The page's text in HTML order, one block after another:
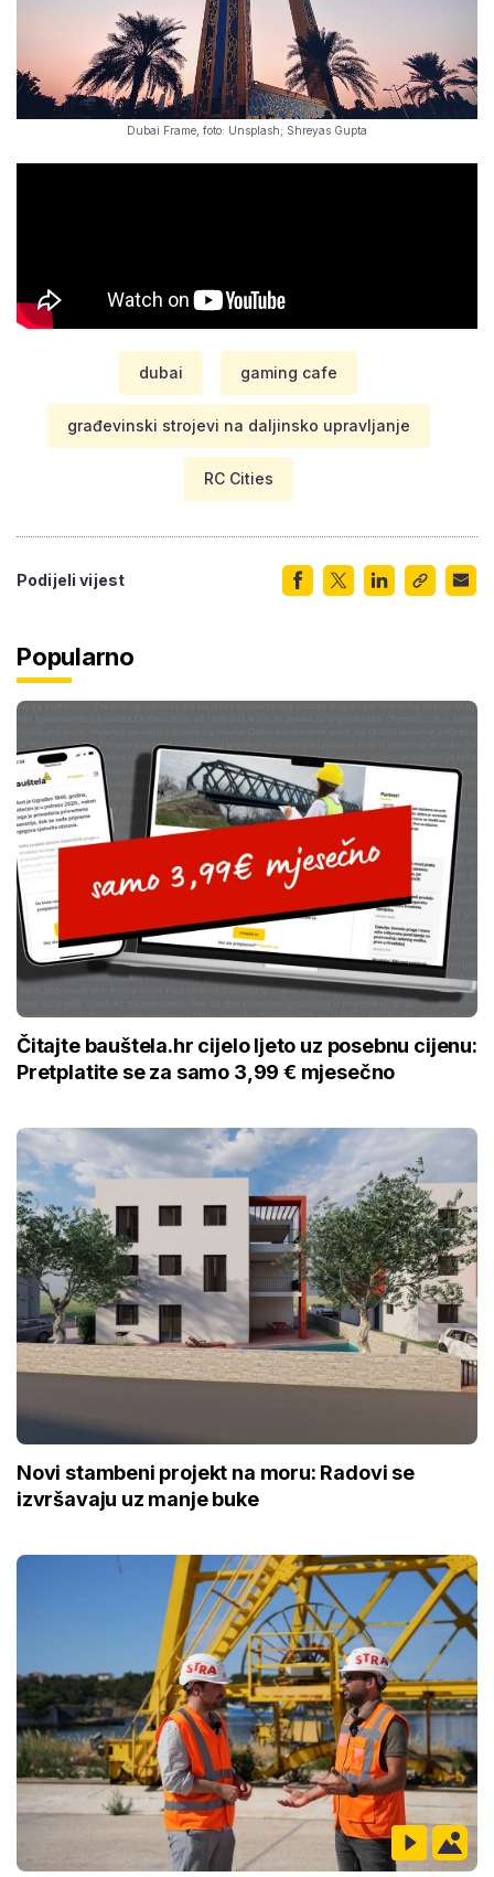
Dubai Frame, foto: Unsplash; Shreyas Gupta
dubai gaming cafe
građevinski strojevi na daljinsko upravljanje
RC Cities
Podijeli vijest
Popularno
Čitajte bauštela.hr cijelo ljeto uz posebnu cijenu:
Pretplatite se za samo 3,99 € mjesečno
Novi stambeni projekt na moru: Radovi se
izvršavaju uz manje buke